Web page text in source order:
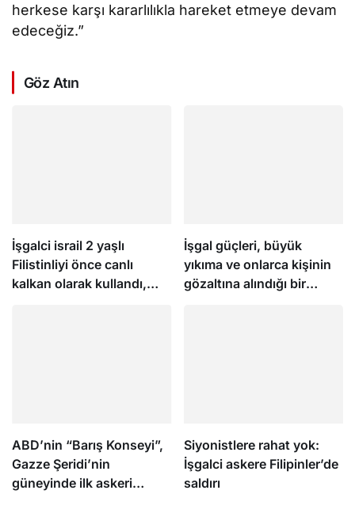
herkese karşı kararlılıkla hareket etmeye devam
edeceğiz.”
Göz Atın
İşgalci israil 2 yaşlı
Filistinliyi önce canlı
kalkan olarak kullandı,
İşgal güçleri, büyük
yıkıma ve onlarca kişinin
gözaltına alındığı bir
ABD’nin “Barış Konseyi”,
Gazze Şeridi’nin
güneyinde ilk askeri
Siyonistlere rahat yok:
İşgalci askere Filipinler’de
saldırı